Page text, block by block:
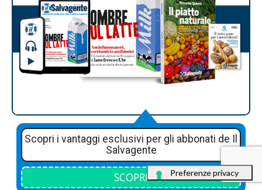
Scopri i vantaggi esclusivi per gli abbonati de Il
Salvagente
SCOPRI